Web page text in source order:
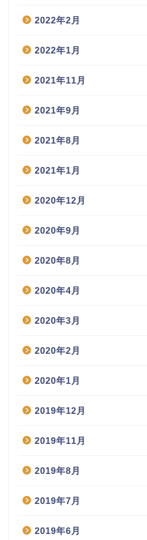
2022年2月
2022年1月
2021年11月
2021年9月
2021年8月
2021年1月
2020年12月
2020年9月
2020年8月
2020年4月
2020年3月
2020年2月
2020年1月
2019年12月
2019年11月
2019年8月
2019年7月
2019年6月